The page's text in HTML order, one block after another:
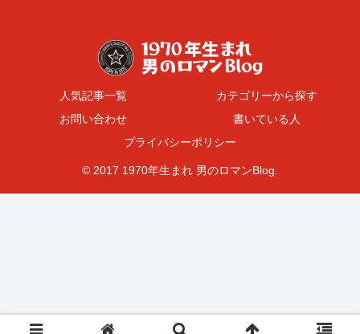
人気記事一覧
カテゴリーから探す
お問い合わせ
書いている人
プライバシーポリシー
© 2017 1970年生まれ 男のロマンBlog.